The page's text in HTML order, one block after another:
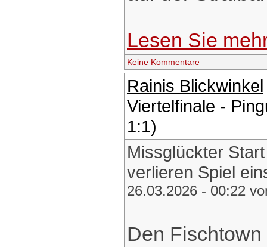
Lesen Sie
Keine Kommentare
Rainis Blickwinkel
Viertelfinale -
1:1)
Missglückter
verlieren Spiel
26.03.2026 - 00:22
Den